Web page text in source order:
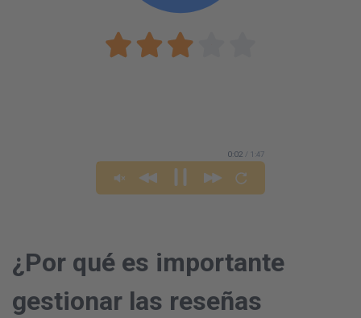
0:03 / 1:47
¿Por qué es importante
gestionar las reseñas